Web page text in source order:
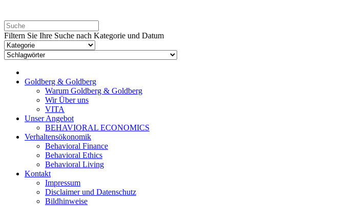
Filtern Sie Ihre Suche nach Kategorie und Datum
Goldberg & Goldberg
Warum Goldberg & Goldberg
Wir Über uns
VITA
Unser Angebot
BEHAVIORAL ECONOMICS
Verhaltensökonomik
Behavioral Finance
Behavioral Ethics
Behavioral Living
Kontakt
Impressum
Disclaimer und Datenschutz
Bildhinweise